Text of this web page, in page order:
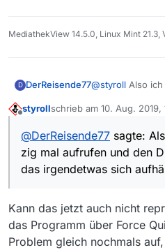
MediathekView 14.5.0, Linux Mint 21.3,
D DerReisende77@styroll Also
irgendetwas
styrollschrieb am 10. Aug. 2019,
zuletzt editiert von styroll
@DerReisende77 sagte:
zig mal aufrufen und den
das irgendetwas sich
Kann das jetzt auch nicht
das Programm über Force
Problem gleich nochmals